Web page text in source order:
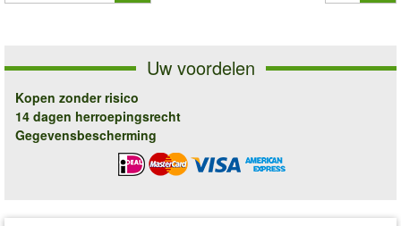
Uw voordelen
Kopen zonder risico
14 dagen herroepingsrecht
Gegevensbescherming